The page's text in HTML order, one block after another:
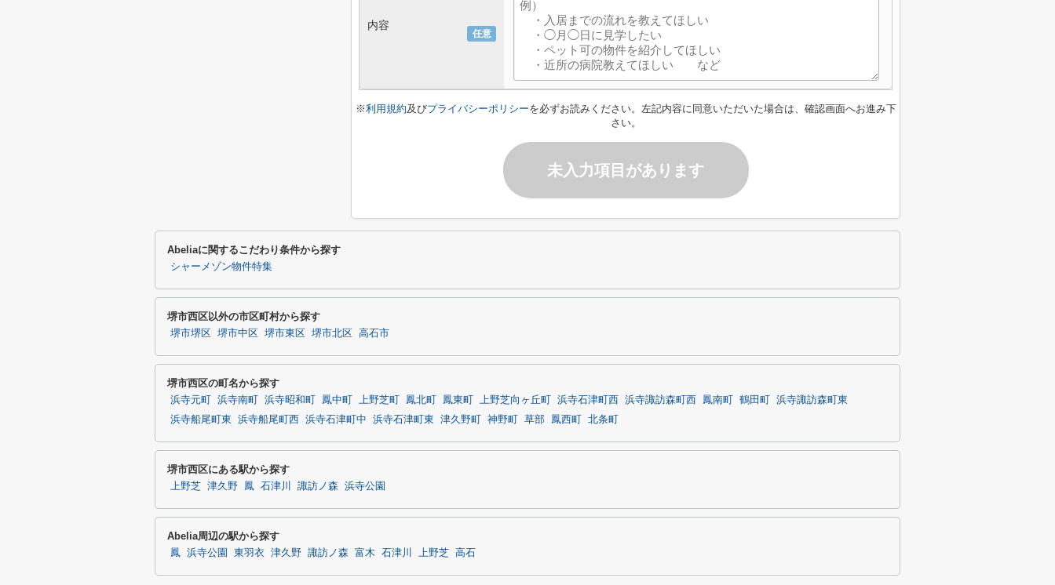
任意
内容
※利用規約及びプライバシーポリシーを必ずお読みください。左記内容に同意いただいた場合は、確認画面へお進み下
さい。
未入力項目があります
Abeliaに関するこだわり条件から探す
シャーメゾン物件特集
堺市西区以外の市区町村から探す
堺市堺区 堺市中区 堺市東区 堺市北区 高石市
堺市西区の町名から探す
浜寺元町 浜寺南町 浜寺昭和町 鳳中町 上野芝町 鳳北町 鳳東町 上野芝向ヶ丘町 浜寺石津町西 浜寺諏訪森町西 鳳南町 鶴田町
浜寺諏訪森町東
浜寺船尾町東
浜寺船尾町西 浜寺石津町中 浜寺石津町東 津久野町 神野町 草部 鳳西町 北条町
堺市西区にある駅から探す
上野芝 津久野 鳳 石津川 諏訪ノ森 浜寺公園
Abelia周辺の駅から探す
鳳 浜寺公園 東羽衣 津久野 諏訪ノ森 富木 石津川 上野芝 高石